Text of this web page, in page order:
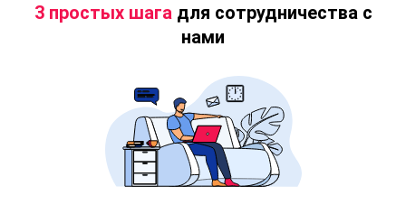
3 простых шагадля сотрудничества с
нами